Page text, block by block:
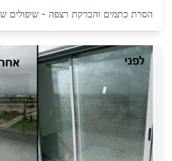
הסרת כתמים והברקת רצפה - שיפולים